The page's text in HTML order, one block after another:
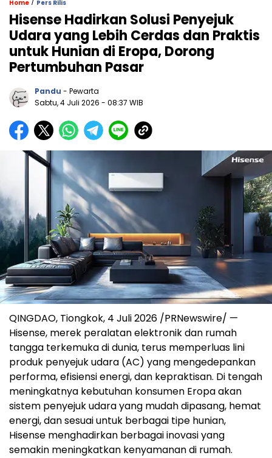
Home / Pers Rilis
Hisense Hadirkan Solusi Penyejuk
Udara yang Lebih Cerdas dan Praktis
untuk Hunian di Eropa, Dorong
Pertumbuhan Pasar
Pandu - Pewarta
Sabtu, 4 Juli 2026 - 08:37 WIB
QINGDAO, Tiongkok, 4 Juli 2026 /PRNewswire/ —
Hisense, merek peralatan elektronik dan rumah
tangga terkemuka di dunia, terus memperluas lini
produk penyejuk udara (AC) yang mengedepankan
performa, efisiensi energi, dan kepraktisan. Di tengah
meningkatnya kebutuhan konsumen Eropa akan
sistem penyejuk udara yang mudah dipasang, hemat
energi, dan sesuai untuk berbagai tipe hunian,
Hisense menghadirkan berbagai inovasi yang
semakin meningkatkan kenyamanan di rumah.